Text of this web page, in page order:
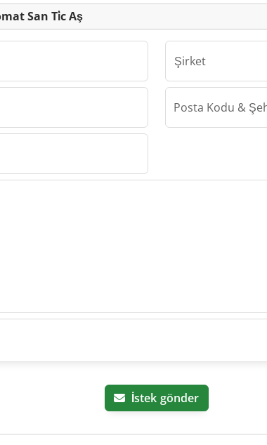
San Ti̇c Aş
Şirket
Posta Kodu &
İstek gönder